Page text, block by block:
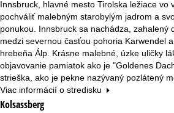
Innsbruck, hlavné mesto Tirolska ležiace vo
pochváliť malebným starobylým jadrom a
ponukou. Innsbruck sa nachádza, zahalený
medzi severnou časťou pohoria Karwendel
hrebeňa Álp. Krásne malebné, úzke uličky
objavovanie pamiatok ako je "Goldenes
strieška, ako je pekne nazývaný pozlátený
Viac informácií o stredisku
Kolsassberg